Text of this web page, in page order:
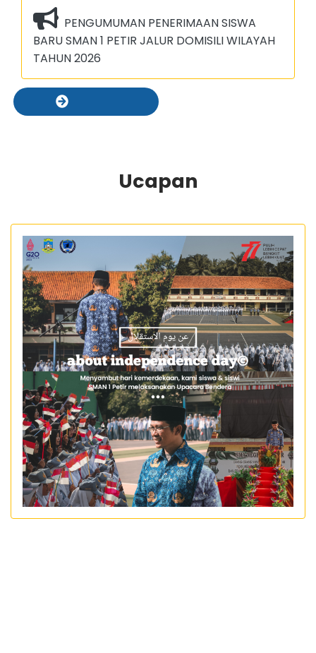
PENGUMUMAN PENERIMAAN SISWA
BARU SMAN 1 PETIR JALUR DOMISILI WILAYAH
TAHUN 2026
Ucapan